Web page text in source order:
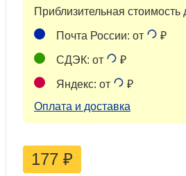
Приблизительная стоимость
Почта России: от ₽
СДЭК: от ₽
Яндекс: от
₽
Оплата и доставка
177 ₽